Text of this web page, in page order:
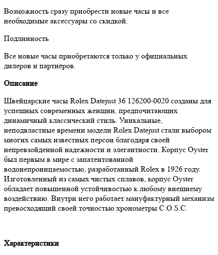
Возможность сразу приобрести новые часы и все
необходимые аксессуары со скидкой.
Подлинность
Все новые часы приобретаются только у официальных
дилеров и партнёров.
Описание
Швейцарские часы Rolex Datejust 36 126200-0020 созданы для
успешных современных женщин, предпочитающих
динамичный классический стиль. Уникальные,
неподвластные времени модели Rolex Datejust стали выбором
многих самых известных персон благодаря своей
непревзойденной надежности и элегантности. Корпус Oyster
был первым в мире с запатентованной
водонепроницаемостью, разработанный Rolex в 1926 году.
Изготовленный из самых чистых сплавов, корпус Oyster
обладает повышенной устойчивостью к любому внешнему
воздействию. Внутри него работает мануфактурный механизм
превосходящий своей точностью хронометры C.O.S.C.
Характеристики